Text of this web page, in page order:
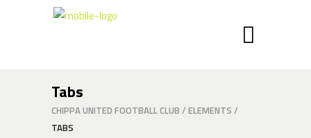
Tabs
CHIPPA UNITED FOOTBALL CLUB / ELEMENTS /
TABS